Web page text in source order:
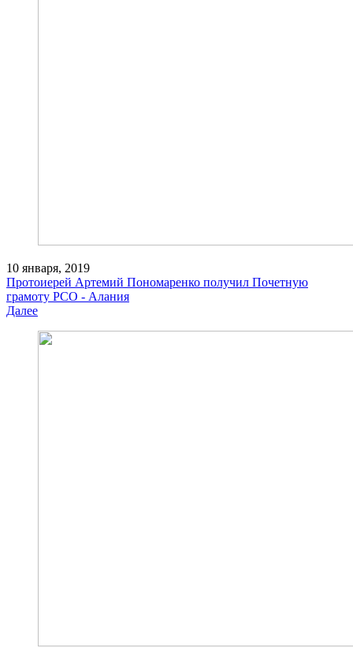
10 января, 2019
Протоиерей Артемий Пономаренко получил Почетную
грамоту РСО - Алания
Далее